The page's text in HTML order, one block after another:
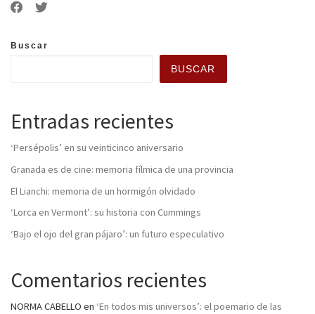
Buscar
BUSCAR
Entradas recientes
‘Persépolis’ en su veinticinco aniversario
Granada es de cine: memoria fílmica de una provincia
El Lianchi: memoria de un hormigón olvidado
‘Lorca en Vermont’: su historia con Cummings
‘Bajo el ojo del gran pájaro’: un futuro especulativo
Comentarios recientes
NORMA CABELLO en ‘En todos mis universos’: el poemario de las